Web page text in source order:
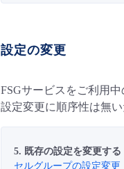
設定の変更
FSGサービスをご利用
設定変更に順序性は無
5. 既存の設定を変更する
セルグループの設定変更